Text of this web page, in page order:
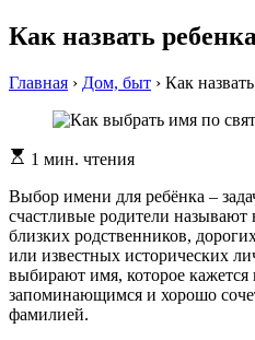
Как назвать
Главная › Дом, быт › Как
Расчетное
чтения
1 мин. чтения
Выбор имени для ребёнка –
счастливые родители называют
близких родственников,
или известных исторических
выбирают имя, которое
запоминающимся и хорошо
фамилией.